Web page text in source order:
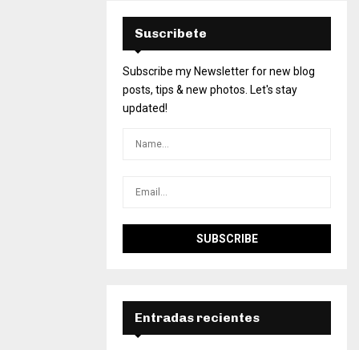
Suscribete
Subscribe my Newsletter for new blog
posts, tips & new photos. Let's stay
updated!
Entradas recientes